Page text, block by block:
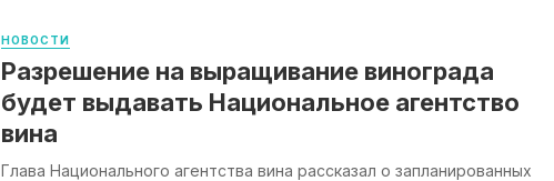
НОВОСТИ
Разрешение на выращивание винограда
будет выдавать Национальное агентство
вина
Глава Национального агентства вина рассказал о запланированных